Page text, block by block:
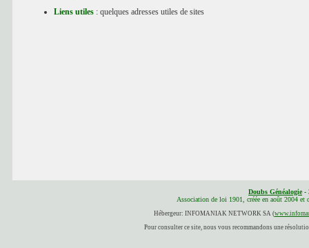
Liens utiles : quelques adresses utiles de sites
Doubs Généalogie-
Association de loi 1901, créée en août 2004 et
Hébergeur: INFOMANIAK NETWORK SA (
Pour consulter ce site, nous vous recommandons une